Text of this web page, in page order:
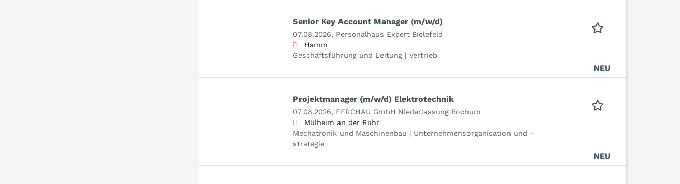
Senior Key Account Manager (m/w/d)
07.08.2026, Personalhaus Expert Bielefeld
Hamm
Geschäftsführung und Leitung | Vertrieb
NEU
Projektmanager (m/w/d) Elektrotechnik
07.08.2026, FERCHAU GmbH Niederlassung Bochum
Mülheim an der Ruhr
Mechatronik und Maschinenbau | Unternehmensorganisation und -
strategie
NEU